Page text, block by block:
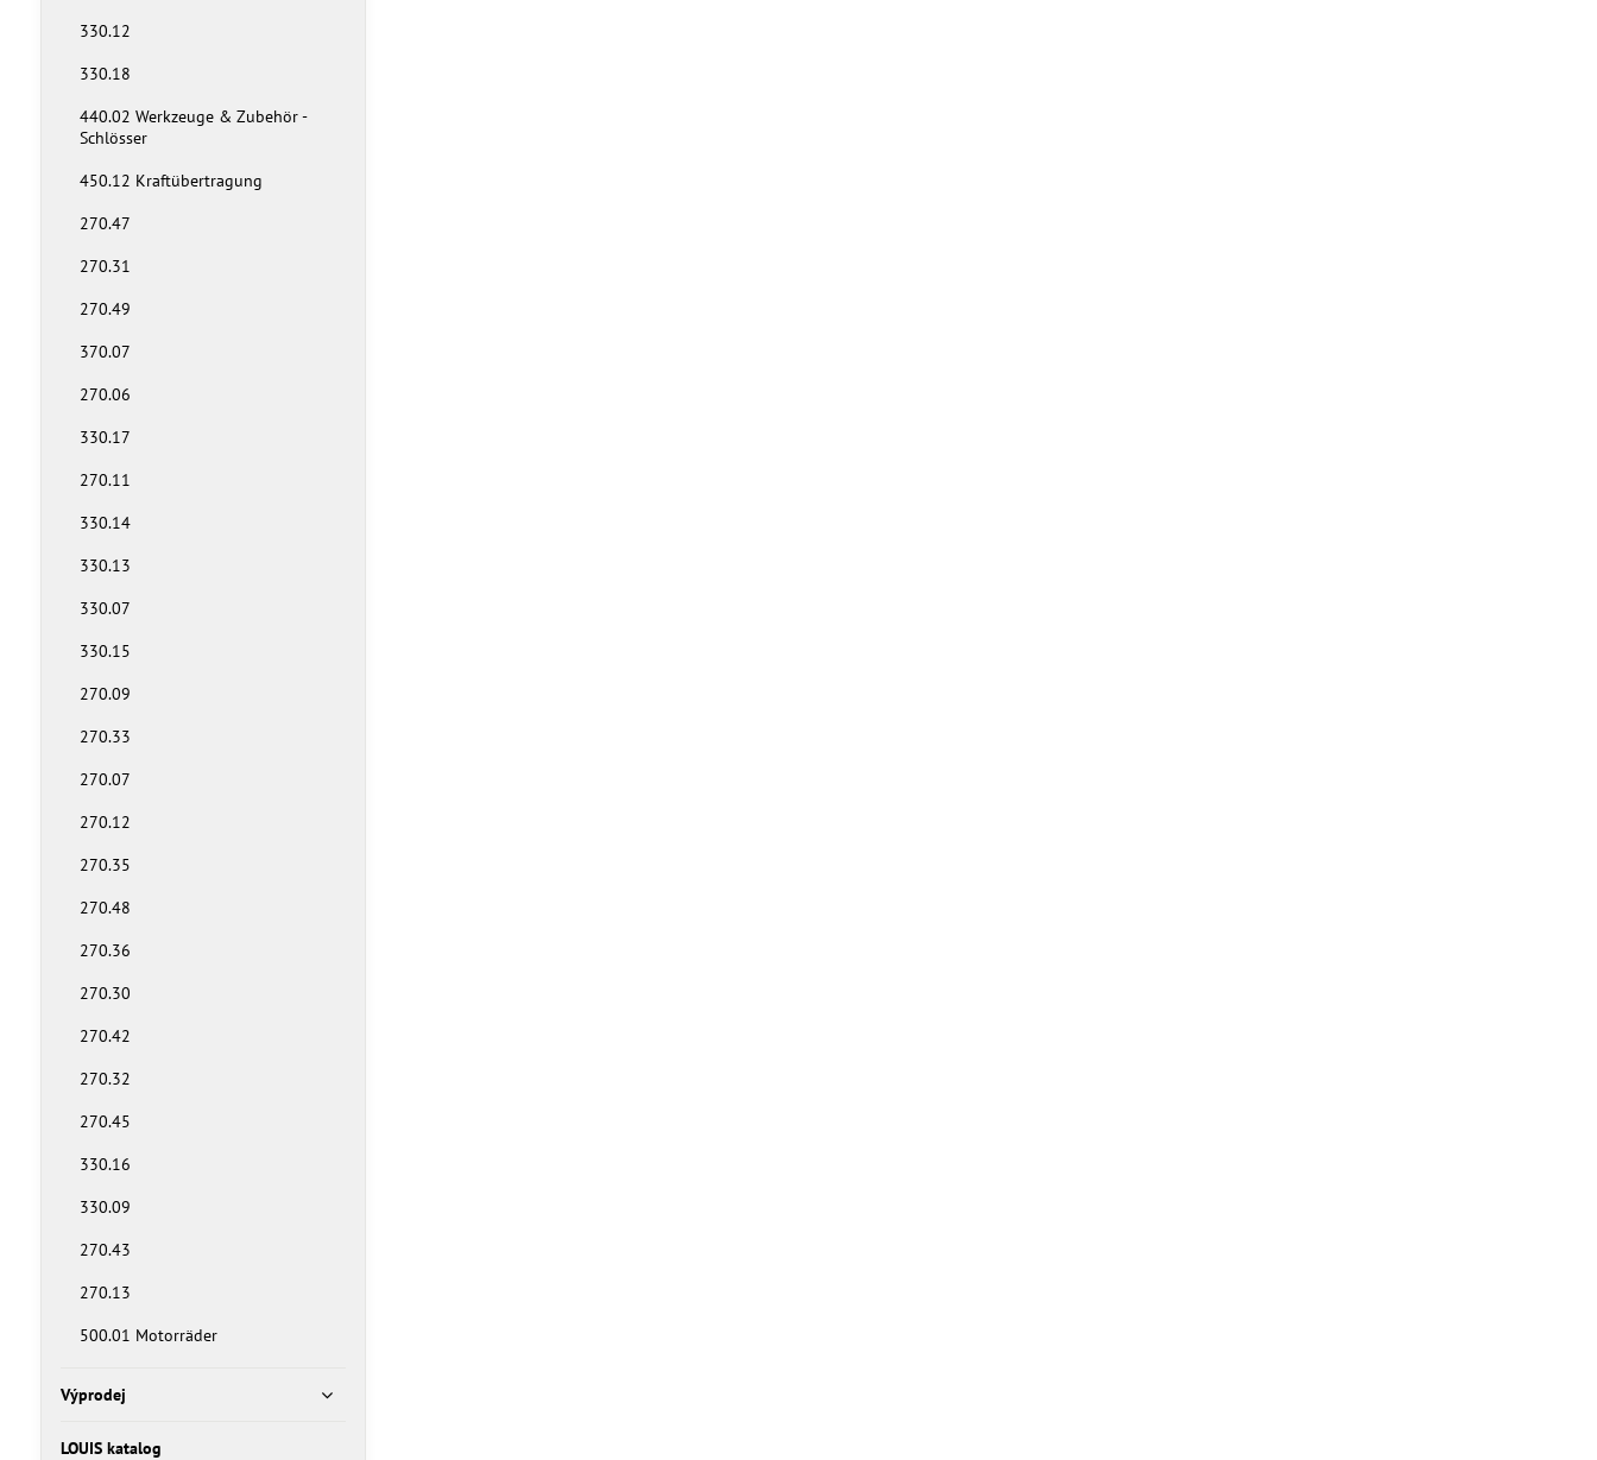
330.12
330.18
440.02 Werkzeuge & Zubehör -
Schlösser
450.12 Kraftübertragung
270.47
270.31
270.49
370.07
270.06
330.17
270.11
330.14
330.13
330.07
330.15
270.09
270.33
270.07
270.12
270.35
270.48
270.36
270.30
270.42
270.32
270.45
330.16
330.09
270.43
270.13
500.01 Motorräder
Výprodej
LOUIS katalog